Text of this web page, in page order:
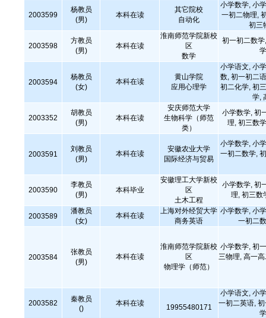
2003599
杨教员
(男)
本科在读
其它院校
自动化
小学数学, 小
一初二物理,
初三
2003598
方教员
(男)
本科在读
淮南师范学院新校
区
数学
初一初二数
2003594
杨教员
(女)
本科在读
黄山学院
应用心理学
小学语文, 小
数, 初一初二
初二化学, 初
学,
2003352
胡教员
(男)
本科在读
安庆师范大学
生物科学（师范
类）
小学数学, 初
理, 初三数
2003591
刘教员
(男)
本科在读
安徽农业大学
国际经济与贸易
小学数学, 小
一初二数学,
2003590
李教员
(男)
本科毕业
安徽理工大学新校
区
土木工程
小学数学, 初
理, 初三数
2003589
潘教员
(女)
本科在读
上海对外经贸大学
商务英语
小学数学, 小
一初二
2003584
张教员
(男)
本科在读
淮南师范学院新校
区
物理学（师范）
小学数学, 初
三物理, 高一
2003582
秦教员
()
本科在读 19955480171
小学语文, 小
一初二英语,